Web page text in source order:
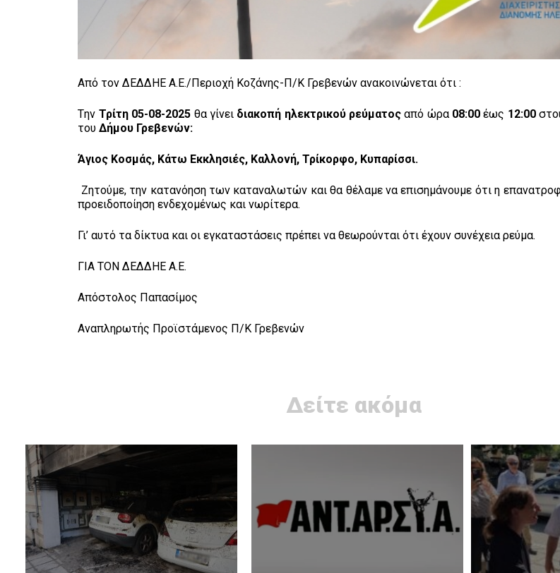
Από τον ΔΕΔΔΗΕ Α.Ε./Περιοχή Κοζάνης-Π/Κ Γρεβενών ανακοινώνεται ότι :
Tην Τρίτη 05-08-2025 θα γίνει διακοπή ηλεκτρικού ρεύματοςαπό ώρα 08:00έως 12:00
τουΔήμου Γρεβενών:
Άγιος Κοσμάς, Κάτω Εκκλησιές, Καλλονή, Τρίκορφο, Κυπαρίσσι.
Ζητούμε, την κατανόηση των καταναλωτών και θα θέλαμε να επισημάνουμε ότι η
προειδοποίηση ενδεχομένως και νωρίτερα.
Γι’ αυτό τα δίκτυα και οι εγκαταστάσεις πρέπει να θεωρούνται ότι έχουν συνέχεια ρεύμα.
ΓΙΑ ΤΟΝ ΔΕΔΔΗΕ Α.Ε.
Απόστολος Παπασίμος
Αναπληρωτής Προϊστάμενος Π/Κ Γρεβενών
Δείτε ακόμα